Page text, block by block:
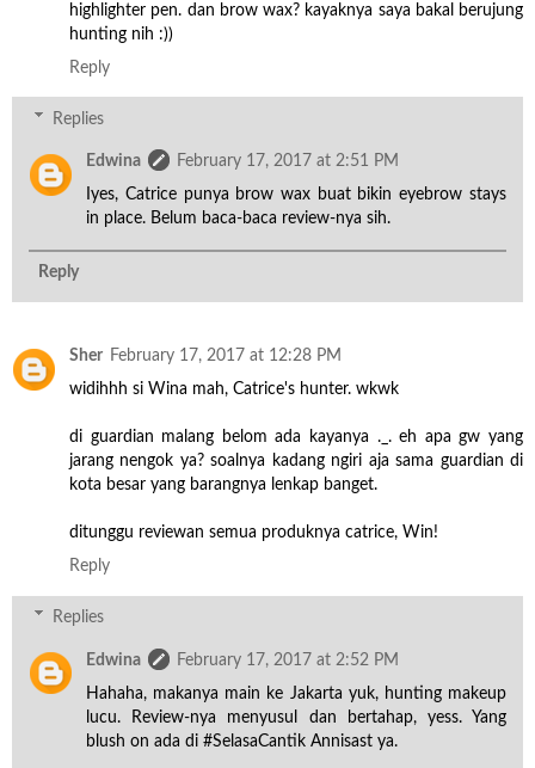
highlighter pen. dan brow wax? kayaknya saya bakal berujung
hunting nih :))
Reply
Replies
Edwina
February 17, 2017 at 2:51 PM
Iyes, Catrice punya brow wax buat bikin eyebrow stays
in place. Belum baca-baca review-nya sih.
Reply
Sher February 17, 2017 at 12:28 PM
widihhh si Wina mah, Catrice's hunter. wkwk
di guardian malang belom ada kayanya ._. eh apa gw yang
jarang nengok ya? soalnya kadang ngiri aja sama guardian di
kota besar yang barangnya lenkap banget.
ditunggu reviewan semua produknya catrice, Win!
Reply
Replies
Edwina
February 17, 2017 at 2:52 PM
Hahaha, makanya main ke Jakarta yuk, hunting makeup
lucu. Review-nya menyusul dan bertahap, yess. Yang
blush on ada di #SelasaCantik Annisast ya.